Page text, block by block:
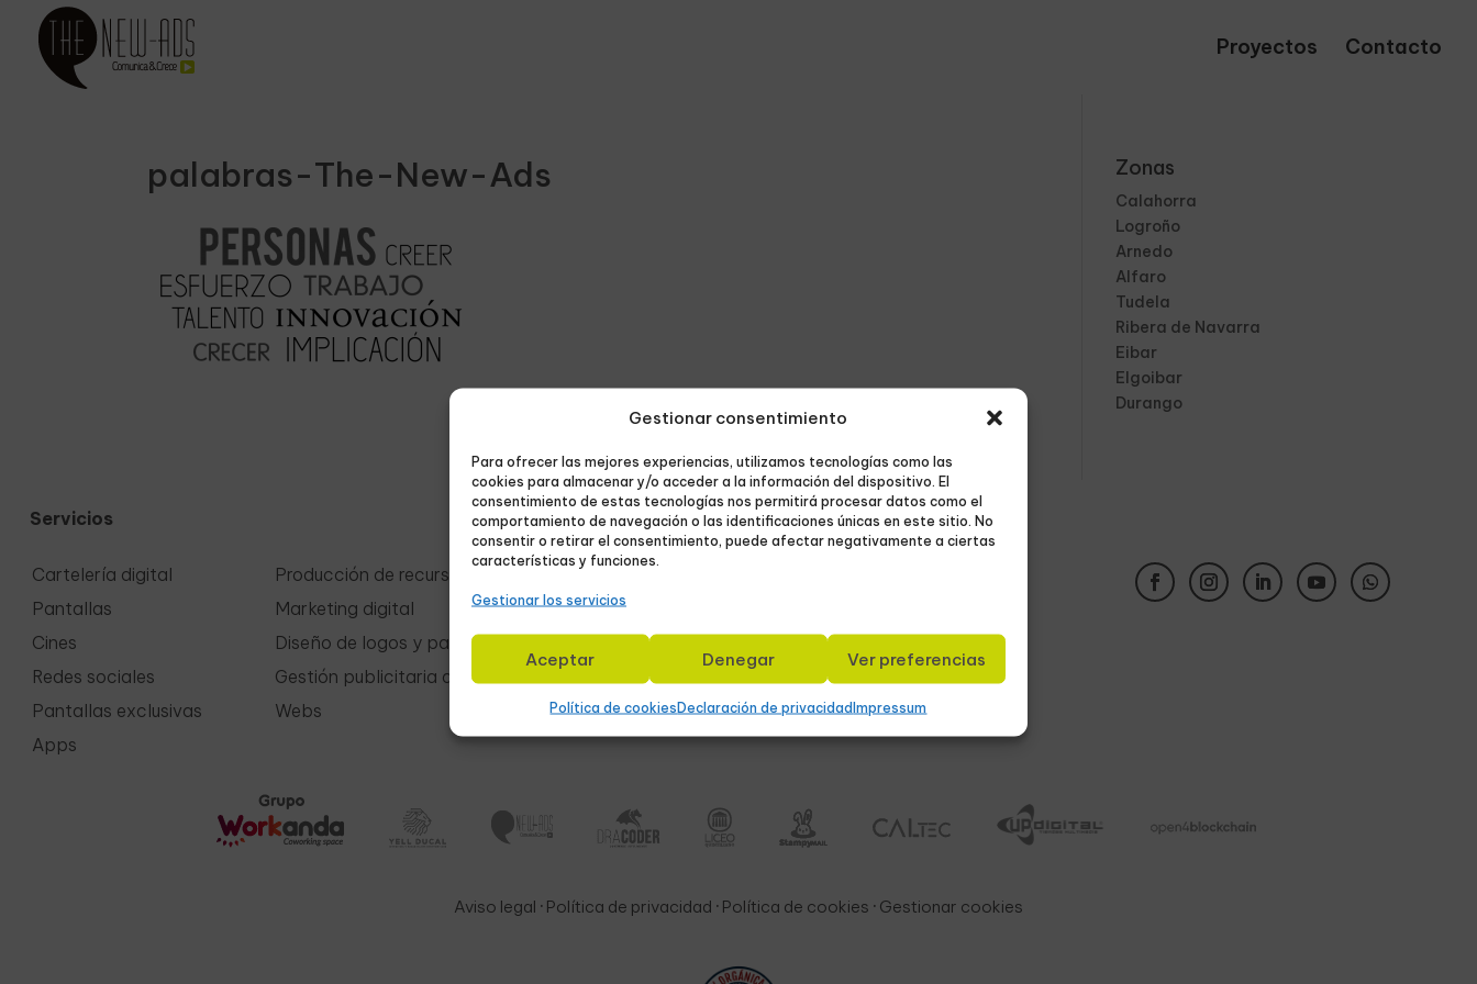
Gestionar consentimiento
Para ofrecer las mejores experiencias, utilizamos tecnologías como las
cookies para almacenar y/o acceder a la información del dispositivo. El
consentimiento de estas tecnologías nos permitirá procesar datos como el
comportamiento de navegación o las identificaciones únicas en este sitio. No
consentir o retirar el consentimiento, puede afectar negativamente a ciertas
características y funciones.
Gestionar los servicios
Aceptar Denegar Ver preferencias
Política de cookiesDeclaración de privacidadImpressum
Proyectos Contacto
palabras-The-New-Ads Zonas
Calahorra
Logroño
Arnedo
Alfaro
Tudela
Ribera de Navarra
Eibar
Elgoibar
Durango
Servicios
Cartelería digital
Pantallas
Cines
Redes sociales
Pantallas exclusivas
Apps
Producción de recursos
Marketing digital
Diseño de logos y papelería
Gestión publicitaria de empresas
Webs
Contacto
info@thenewads.com
Padre Lucas, 22
Calahorra · La Rioja
Aviso legal · Política de privacidad · Política de cookies · Gestionar cookies